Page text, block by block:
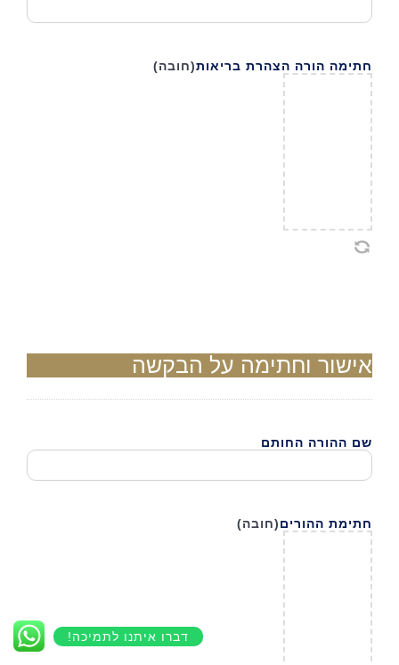
חתימה הורה הצהרת בריאות(חובה)
אישור וחתימה על הבקשה
שם ההורה החותם
חתימת ההורים(חובה)
דברו איתנו לתמיכה!